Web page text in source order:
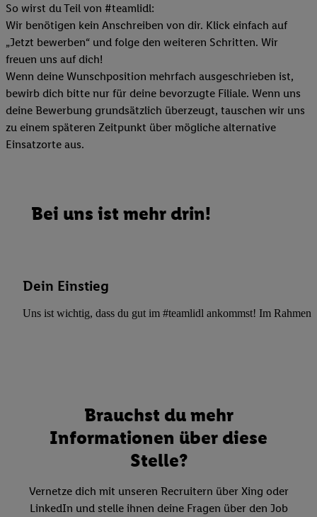
So wirst du Teil von #teamlidl:
Wir benötigen kein Anschreiben von dir. Klick einfach auf
„Jetzt bewerben“ und folge den weiteren Schritten. Wir
freuen uns auf dich!
Wenn deine Wunschposition mehrfach ausgeschrieben ist,
bewirb dich bitte nur für deine bevorzugte Filiale. Wenn uns
deine Bewerbung grundsätzlich überzeugt, tauschen wir uns
zu einem späteren Zeitpunkt über mögliche alternative
Einsatzorte aus.
Bei uns ist mehr drin!
Dein Einstieg
Uns ist wichtig, dass du gut im #teamlidl ankommst! Im Rahmen
Brauchst du mehr
Informationen über diese
Stelle?
Vernetze dich mit unseren Recruitern über Xing oder
LinkedIn und stelle ihnen deine Fragen über den Job